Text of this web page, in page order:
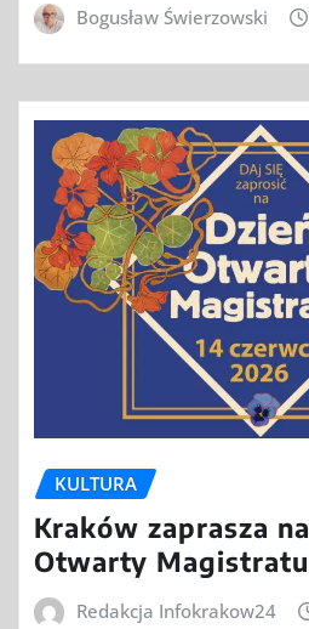
Bogusław Świerzowski
KULTURA
Kraków zaprasza
Otwarty
Redakcja Infokrakow24